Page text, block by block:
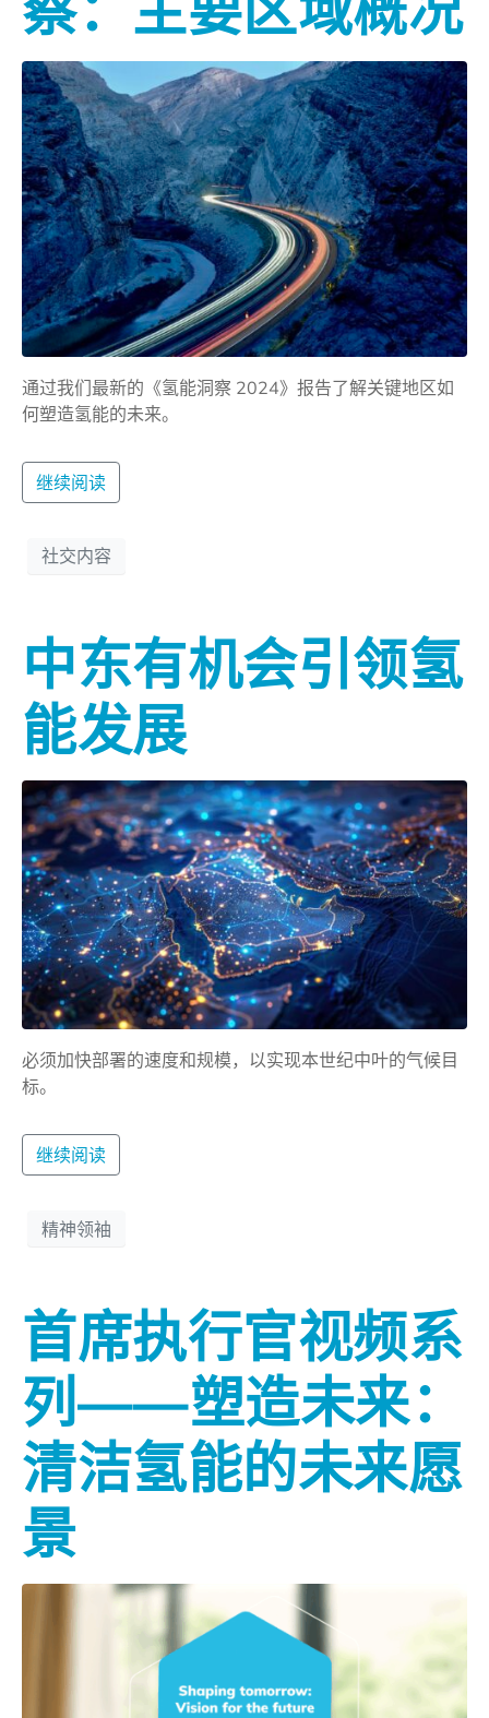
通过我们最新的《氢能洞察 2024》报告了解关键地区如
何塑造氢能的未来。
继续阅读
社交内容
中东有机会引领氢
能发展
必须加快部署的速度和规模，以实现本世纪中叶的气候目
标。
继续阅读
精神领袖
首席执行官视频系
列——塑造未来：
清洁氢能的未来愿
景